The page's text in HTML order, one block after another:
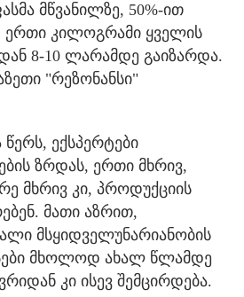
მწვანილზე, 50%-ით
კილოგრამი ყველის
8-10 ლარამდე გაიზარდა.
"რეზონანსი"
ექსპერტები
ზრდას, ერთი მხრივ,
მხრივ კი, პროდუქციის
მათი აზრით,
მსყიდველუნარიანობის
მხოლოდ ახალ წლამდე
კი ისევ შემცირდება.